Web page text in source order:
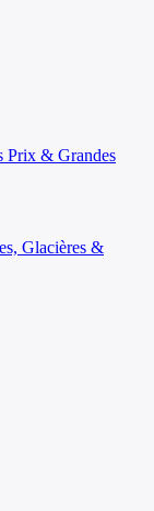
Prix & Grandes
Glacières &